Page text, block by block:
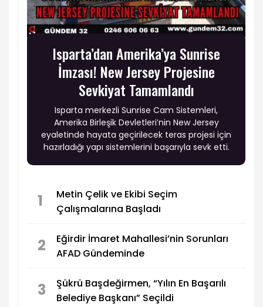
Isparta’dan Amerika’ya Sunrise
İmzası! New Jersey Projesine
Sevkiyat Tamamlandı
Isparta merkezli Sunrise Cam Sistemleri,
Amerika Birleşik Devletleri’nin New Jersey
eyaletinde hayata geçirilecek teras projesi için
hazırladığı yapı sistemlerini başarıyla sevk etti.
1
Metin Çelik ve Ekibi Seçim
Çalışmalarına Başladı
2
Eğirdir İmaret Mahallesi’nin Sorunları
AFAD Gündeminde
3
Şükrü Başdeğirmen, “Yılın En Başarılı
Belediye Başkanı” Seçildi